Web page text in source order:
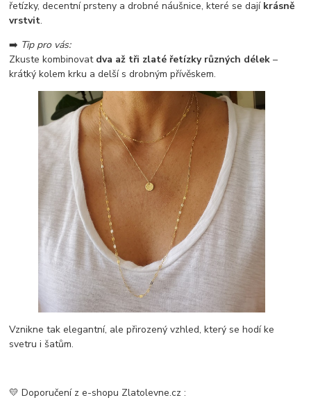
řetízky, decentní prsteny a drobné náušnice, které se dají krásně
vrstvit.
➡️ Tip pro vás:
Zkuste kombinovat dva až tři zlaté řetízky různých délek –
krátký kolem krku a delší s drobným přívěskem.
Vznikne tak elegantní, ale přirozený vzhled, který se hodí ke
svetru i šatům.
💛 Doporučení z e-shopu Zlatolevne.cz :